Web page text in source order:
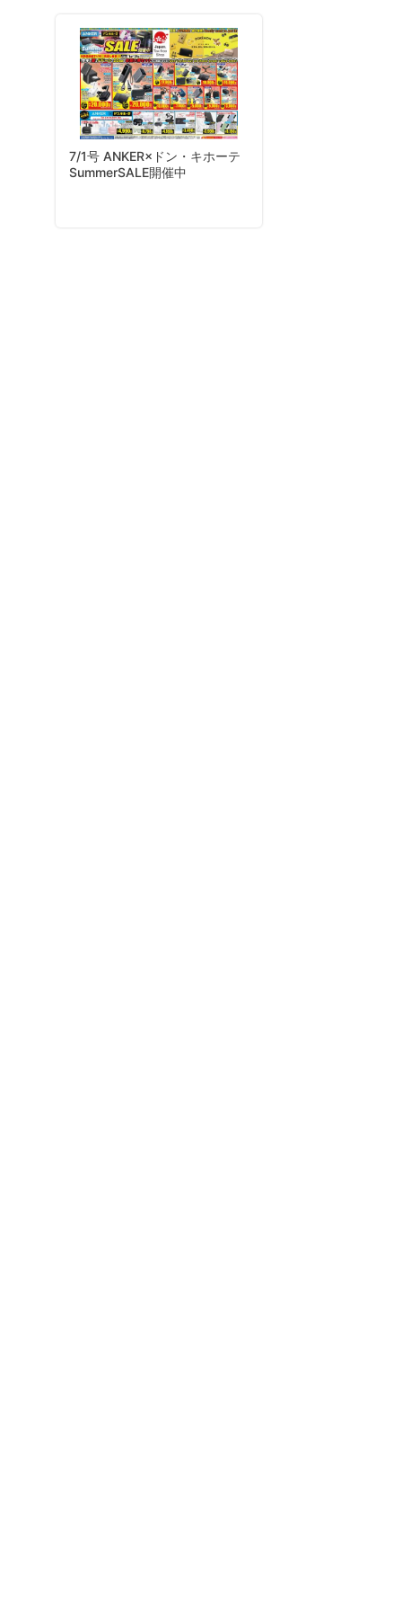
7/1号 ANKER×ドン・キホーテ
SummerSALE開催中